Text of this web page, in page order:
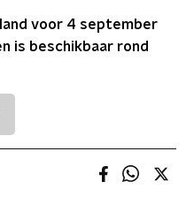
voor 4 september
is beschikbaar rond